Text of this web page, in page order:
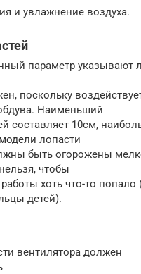
и увлажнение воздуха.
параметр указывают
поскольку
Наименьший
составляет 10см,
лопасти
быть огорожены
чтобы
хоть что-то попало
детей).
вентилятора должен